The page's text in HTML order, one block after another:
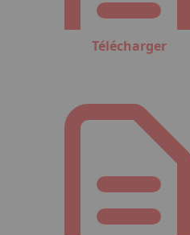
Télécharger